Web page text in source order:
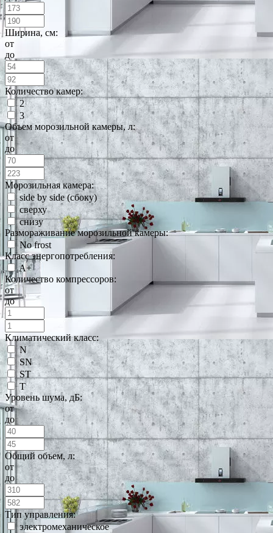
Ширина, см:
от
до
Количество камер:
2
3
Объем морозильной камеры, л:
от
до
Морозильная камера:
side by side (сбоку)
сверху
снизу
Размораживание морозильной камеры:
No frost
Класс энергопотребления:
A+
Количество компрессоров:
от
до
Климатический класс:
N
SN
ST
T
Уровень шума, дБ:
от
до
Общий объем, л:
от
до
Тип управления:
электромеханическое